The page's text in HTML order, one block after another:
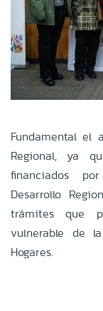
Fundamental el
Regional, ya
financiados
Desarrollo
trámites que
vulnerable de
Hogares.